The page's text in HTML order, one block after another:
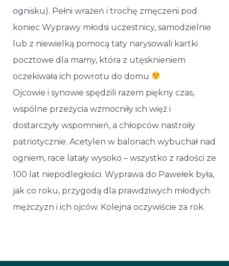
ognisku). Pełni wrażeń i trochę zmęczeni pod
koniec Wyprawy młodsi uczestnicy, samodzielnie
lub z niewielką pomocą taty narysowali kartki
pocztowe dla mamy, która z utęsknieniem
oczekiwała ich powrotu do domu
Ojcowie i synowie spędzili razem piękny czas,
wspólne przeżycia wzmocniły ich więź i
dostarczyły wspomnień, a chłopców nastroiły
patriotycznie. Acetylen w balonach wybuchał nad
ogniem, race latały wysoko – wszystko z radości ze
100 lat niepodległości. Wyprawa do Pawełek była,
jak co roku, przygodą dla prawdziwych młodych
mężczyzn i ich ojców. Kolejna oczywiście za rok.